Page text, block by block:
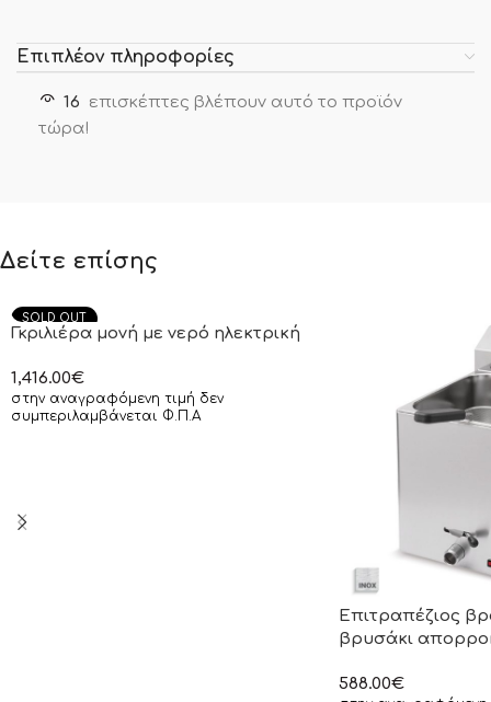
Επιπλέον πληροφορίες
16 επισκέπτες βλέπουν αυτό το προϊόν
τώρα!
Δείτε επίσης
SOLD OUT
Γκριλιέρα μονή με νερό ηλεκτρική
1,416.00€
στην αναγραφόμενη τιμή δεν
συμπεριλαμβάνεται Φ.Π.Α
Επιτραπέζιος
βρυσάκι
588.00€